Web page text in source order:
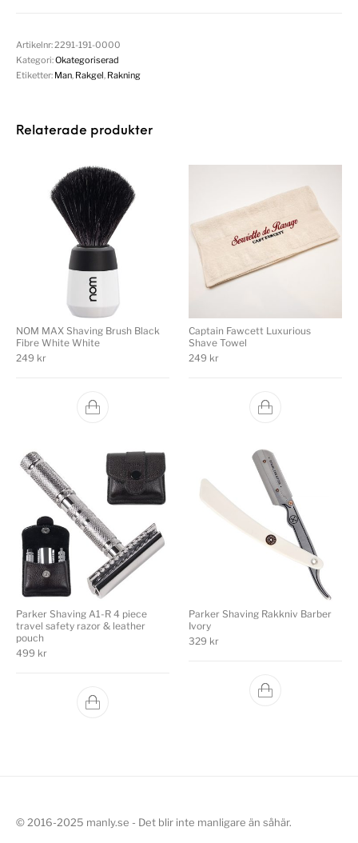
Artikelnr:2291-191-0000
Kategori:Okategoriserad
Etiketter: Man Rakgel Rakning
Relaterade produkter
NOM MAX Shaving Brush Black
Fibre White White
249 kr
Captain Fawcett Luxurious
Shave Towel
249 kr
Parker Shaving A1-R 4 piece
travel safety razor & leather
pouch
499 kr
Parker Shaving Rakkniv Barber
Ivory
329 kr
© 2016-2025 manly.se - Det blir inte manligare än såhär.